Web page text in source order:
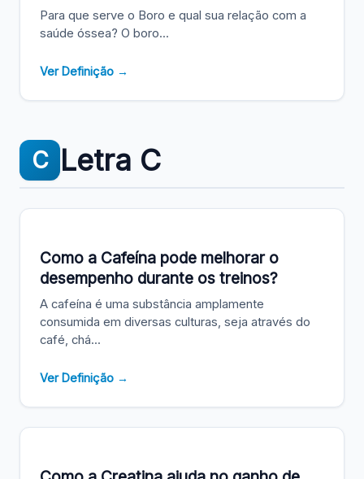
Para que serve o Boro e qual sua relação com a
saúde óssea? O boro...
Ver Definição →
C Letra C
Como a Cafeína pode melhorar o
desempenho durante os treinos?
A cafeína é uma substância amplamente
consumida em diversas culturas, seja através do
café, chá...
Ver Definição →